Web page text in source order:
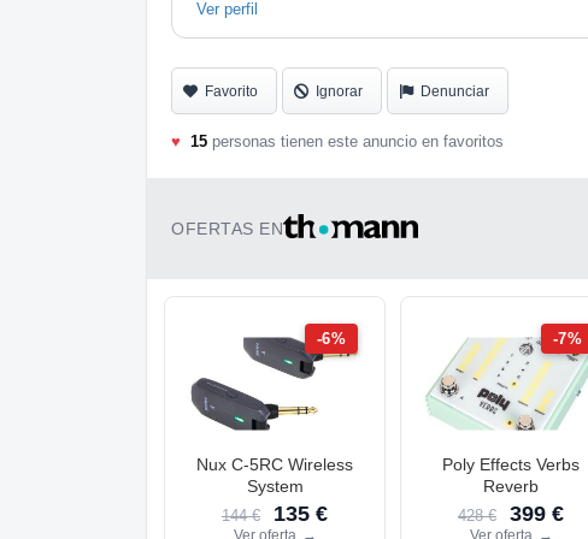
Ver perfil
Favorito Ignorar Denunciar
♥ 15 personas tienen este anuncio en favoritos
OFERTAS EN
-6%
Nux C-5RC Wireless
System
144 € 135 €
Ver oferta →
-7%
Poly Effects Verbs
Reverb
428 € 399 €
Ver oferta →